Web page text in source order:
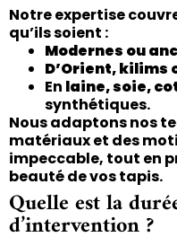
Notre expertise
qu’ils soient :
Modernes ou
D’Orient, kilims
En laine, soie,
synthétiques.
Nous adaptons nos
matériaux et des
impeccable, tout en
beauté de vos tapis.
Quelle est la
d’intervention ?